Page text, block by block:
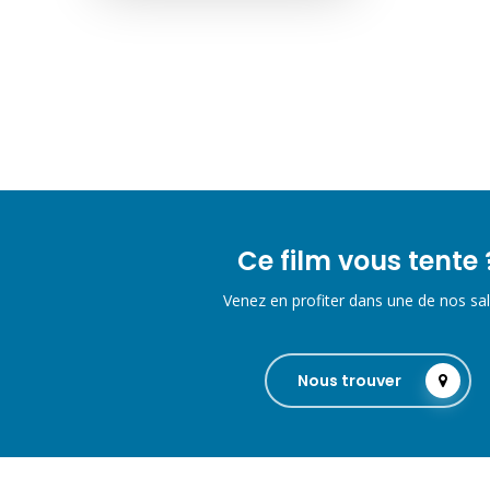
Ce film vous tente
Venez en profiter dans une de nos
Nous trouver